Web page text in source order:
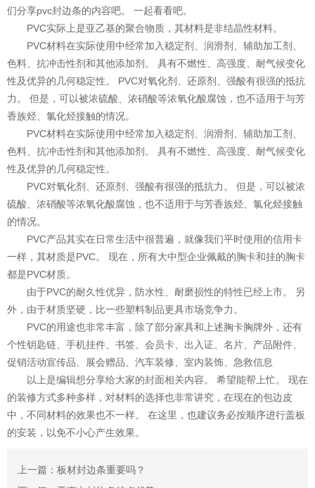
们分享pvc封边条的内容吧。 一起看看吧。
PVC实际上是亚乙基的聚合物质，其材料是非结晶性材料。
PVC材料在实际使用中经常加入稳定剂、润滑剂、辅助加工剂、
色料、抗冲击性剂和其他添加剂。 具有不燃性、高强度、耐气候变化
性及优异的几何稳定性。 PVC对氧化剂、还原剂、强酸有很强的抵抗
力。 但是，可以被浓硫酸、浓硝酸等浓氧化酸腐蚀，也不适用于与芳
香族烃、氯化烃接触的情况。
PVC材料在实际使用中经常加入稳定剂、润滑剂、辅助加工剂、
色料、抗冲击性剂和其他添加剂。 具有不燃性、高强度、耐气候变化
性及优异的几何稳定性。
PVC对氧化剂、还原剂、强酸有很强的抵抗力。 但是，可以被浓
硫酸、浓硝酸等浓氧化酸腐蚀，也不适用于与芳香族烃、氯化烃接触
的情况。
PVC产品其实在日常生活中很普遍，就像我们平时使用的信用卡
一样，其材质是PVC。 现在，所有大中型企业佩戴的胸卡和挂的胸卡
都是PVC材质。
由于PVC的耐久性优异，防水性、耐磨损性的特性已经上市。 另
外，由于材质坚硬，比一些塑料制品更具市场竞争力。
PVC的用途也非常丰富，除了部分家具和上述胸卡胸牌外，还有
个性钥匙链、手机挂件、书签、会员卡、出入证、名片、产品附件、
促销活动宣传品、展会赠品、汽车装修、室内装饰、急救信息
以上是编辑想分享给大家的封面相关内容。 希望能帮上忙。 现在
的装修方式多种多样，对材料的选择也非常讲究，在现在的包边皮
中，不同材料的效果也不一样。 在这里，也建议务必按顺序进行盖板
的安装，以免不小心产生效果。
上一篇：板材封边条重要吗？